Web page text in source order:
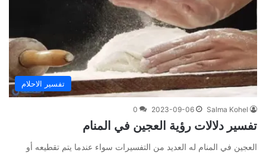
تفسير الاحلام
Salma Kohel
2023-09-06
0
تفسير دلالات رؤية العجين في المنام
العجين في المنام له العديد من التفسيرات سواء عندما يتم تقطيعه أو